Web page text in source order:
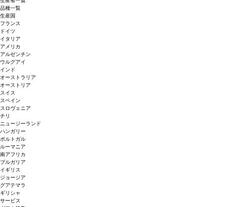
品種一覧
生産国
フランス
ドイツ
イタリア
アメリカ
アルゼンチン
ウルグアイ
インド
オーストラリア
オーストリア
スイス
スペイン
スロヴェニア
チリ
ニュージーランド
ハンガリー
ポルトガル
ルーマニア
南アフリカ
ブルガリア
イギリス
ジョージア
グアテマラ
ギリシャ
サービス